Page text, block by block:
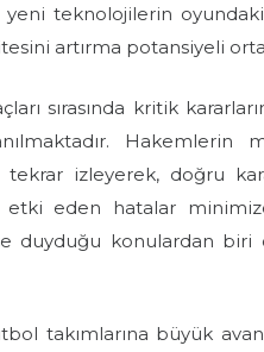
yeni teknolojilerin
artırma potansiyeli
sırasında kritik
Hakemlerin
tekrar izleyerek, doğru
etki eden hatalar
duyduğu konulardan biri
takımlarına büyük